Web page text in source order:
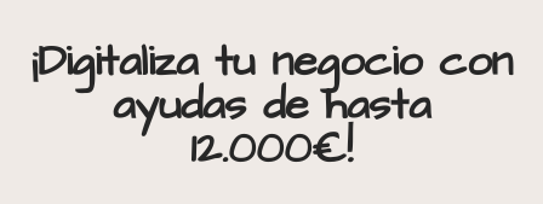
¡Digitaliza tu negocio con
ayudas de hasta
12.000€!